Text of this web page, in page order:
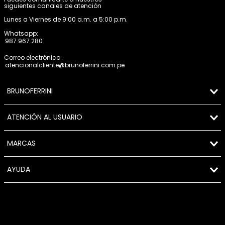
siguientes canales de atención
Lunes a Viernes de 9:00 a.m. a 5:00 p.m.
Whatsapp:
987 967 280
Correo electrónico:
atencionalcliente@brunoferrini.com.pe
BRUNOFERRINI
ATENCIÓN AL USUARIO
MARCAS
AYUDA